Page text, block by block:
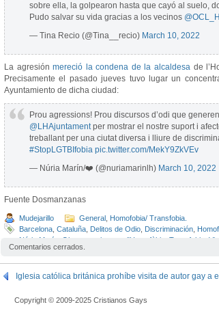
sobre ella, la golpearon hasta que cayó al suelo,
Pudo salvar su vida gracias a los vecinos @OCL_H
— Tina Recio (@Tina__recio) March 10, 2022
La agresiónmereció la condena de la alcaldesa de
Precisamente el pasado jueves tuvo lugar un
Ayuntamiento de dicha ciudad:
Prou agressions! Prou discursos d’odi que
@LHAjuntamentper mostrar el nostre suport i
treballant per una ciutat diversa i lliure de
#StopLGTBIfobia pic.twitter.com/MekY9ZkVEv
— Núria Marín/❤️ (@nuriamarinlh) March 10, 2022
Fuente Dosmanzanas
Mudejarillo General Homofobia/ Transfobia.
Barcelona Cataluña Delitos de Odio Discriminación
Núria Marín
Observatori contra l'Homofòbia Transfobia
Comentarios cerrados.
Iglesia católica británica prohíbe visita de autor gay a
Copyright © 2009-2025 Cristianos Gays